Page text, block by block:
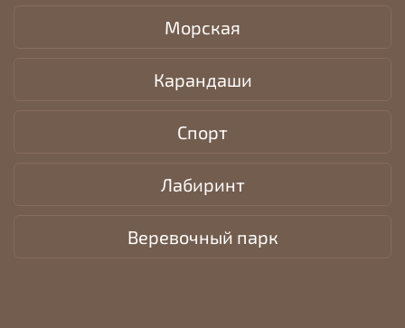
Морская
Карандаши
Спорт
Лабиринт
Веревочный парк